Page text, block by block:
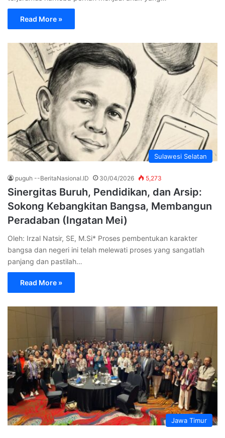
Read More »
Sulawesi Selatan
puguh --BeritaNasional.ID 30/04/2026 5,273
Sinergitas Buruh, Pendidikan, dan Arsip:
Sokong Kebangkitan Bangsa, Membangun
Peradaban (Ingatan Mei)
Oleh: Irzal Natsir, SE, M.Si* Proses pembentukan karakter
bangsa dan negeri ini telah melewati proses yang sangatlah
panjang dan pastilah…
Read More »
Jawa Timur